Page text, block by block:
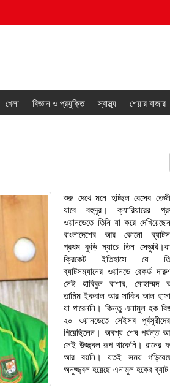
খেলা বিজ্ঞান ও প্রযুক্তি স্বাস্থ্য শেয়ার বাজার
শুরু দেখে মনে হচ্ছিল রেসের
যাবে বহুদূর। ক্যারিয়ারের
ওয়ানডেতে তিনি যা করে
বাংলাদেশের আর কোনো
প্রথম কুড়ি ম্যাচে তিন
ক্রিকেট ইতিহাসে যে
ব্যাটসম্যানের ওয়ানডে রেকর্ড
সেই হাবিবুল বাশার, মোহাম্মদ
তামিম ইকবাল আর সাকিব আল
যা পারেননি। কিন্তু এনামুল হক
২০ ওয়ানডেতে সেইসব
গিয়েছিলেন। অবশ্য শেষ পর্যন্ত
সেই উজ্জ্বল রূপ থাকেনি। রানের
আর বয়নি। যতই সময়
অনুজ্জ্বল হয়েছে এনামুল হকের